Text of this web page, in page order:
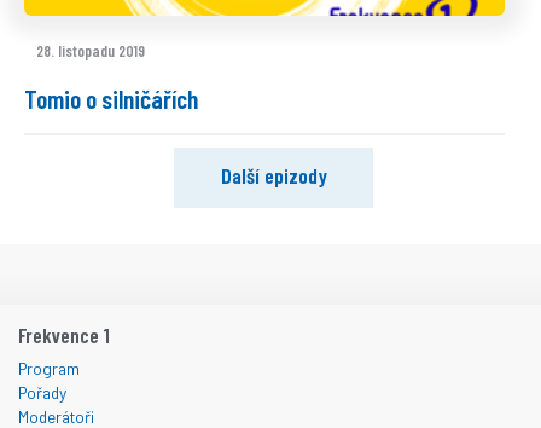
28. listopadu 2019
Tomio o silničářích
Další epizody
Frekvence 1
Program
Pořady
Moderátoři